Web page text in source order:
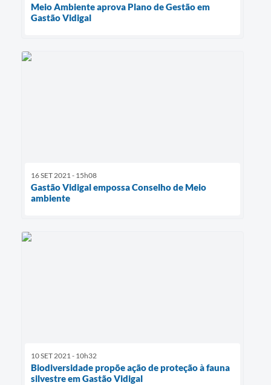
Meio Ambiente aprova Plano de Gestão em
Gastão Vidigal
16 SET 2021 - 15h08
Gastão Vidigal empossa Conselho de Meio
ambiente
10 SET 2021 - 10h32
Biodiversidade propõe ação de proteção à fauna
silvestre em Gastão Vidigal